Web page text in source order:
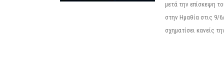
μετά την επίσκεψη
στην Ημαθία στις 9/
σχηματίσει κανείς